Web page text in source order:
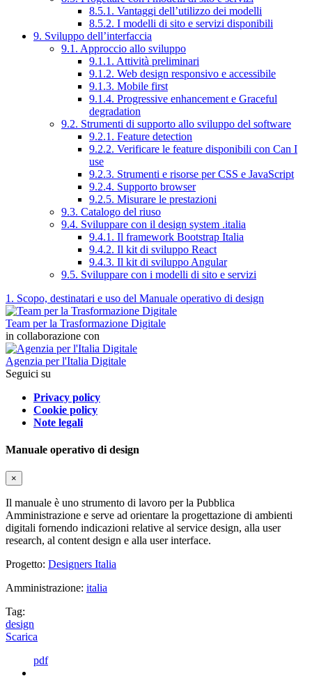
8.5.1. Vantaggi dell’utilizzo dei modelli
8.5.2. I modelli di sito e servizi disponibili
9. Sviluppo dell’interfaccia
9.1. Approccio allo sviluppo
9.1.1. Attività preliminari
9.1.2. Web design responsivo e accessibile
9.1.3. Mobile first
9.1.4. Progressive enhancement e Graceful
degradation
9.2. Strumenti di supporto allo sviluppo del software
9.2.1. Feature detection
9.2.2. Verificare le feature disponibili con Can I
use
9.2.3. Strumenti e risorse per CSS e JavaScript
9.2.4. Supporto browser
9.2.5. Misurare le prestazioni
9.3. Catalogo del riuso
9.4. Sviluppare con il design system .italia
9.4.1. Il framework Bootstrap Italia
9.4.2. Il kit di sviluppo React
9.4.3. Il kit di sviluppo Angular
9.5. Sviluppare con i modelli di sito e servizi
1. Scopo, destinatari e uso del Manuale operativo di design
Team per la Trasformazione Digitale
in collaborazione con
Agenzia per l'Italia Digitale
Seguici su
Privacy policy
Cookie policy
Note legali
Manuale operativo di design
×
Il manuale è uno strumento di lavoro per la Pubblica
Amministrazione e serve ad orientare la progettazione di ambienti
digitali fornendo indicazioni relative al service design, alla user
research, al content design e alla user interface.
Progetto: Designers Italia
Amministrazione: italia
Tag:
design
Scarica
pdf